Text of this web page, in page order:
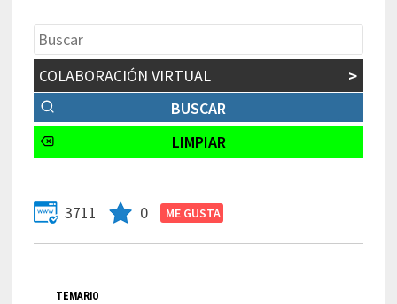
COLABORACIÓN VIRTUAL >
3711 0
TEMARIO